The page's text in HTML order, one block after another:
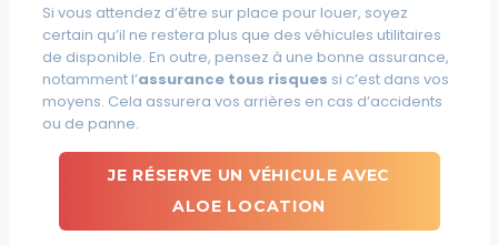
Si vous attendez d’être sur place pour louer, soyez
certain qu’il ne restera plus que des véhicules utilitaires
de disponible. En outre, pensez à une bonne assurance,
notamment l’assurance tous risques si c’est dans vos
moyens. Cela assurera vos arrières en cas d’accidents
ou de panne.
JE RÉSERVE UN VÉHICULE AVEC
ALOE LOCATION